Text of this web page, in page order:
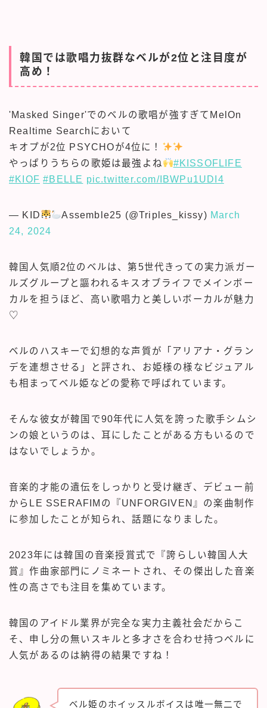
韓国では歌唱力抜群なベルが2位と注目度が
高め！
'Masked Singer'でのベルの歌唱が強すぎてMelOn
Realtime Searchにおいて
キオプが2位 PSYCHOが4位に！
やっぱりうちらの歌姫は最強よね
#KISSOFLIFE
#KIOF #BELLE pic.twitter.com/IBWPu1UDI4
— KID Assemble25 (@Triples_kissy) March
24, 2024
韓国人気順2位のベルは、第5世代きっての実力派ガー
ルズグループと謳われるキスオブライフでメインボー
カルを担うほど、高い歌唱力と美しいボーカルが魅力
♡
ベルのハスキーで幻想的な声質が「アリアナ・グラン
デを連想させる」と評され、お姫様の様なビジュアル
も相まってベル姫などの愛称で呼ばれています。
そんな彼女が韓国で90年代に人気を誇った歌手シムシ
ンの娘というのは、耳にしたことがある方もいるので
はないでしょうか。
音楽的才能の遺伝をしっかりと受け継ぎ、デビュー前
からLE SSERAFIMの『UNFORGIVEN』の楽曲制作
に参加したことが知られ、話題になりました。
2023年には韓国の音楽授賞式で『誇らしい韓国人大
賞』作曲家部門にノミネートされ、その傑出した音楽
性の高さでも注目を集めています。
韓国のアイドル業界が完全な実力主義社会だからこ
そ、申し分の無いスキルと多才さを合わせ持つベルに
人気があるのは納得の結果ですね！
ベル姫のホイッスルボイスは唯一無二で